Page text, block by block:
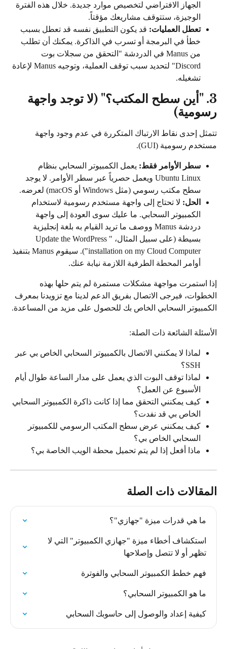
الجهاز الافتراضي لتخصيص موارد جديدة. خلال هذه الفترة
الوجيزة، ستتوقف مشاريعك مؤقتاً.
تعطل العمليات: قد يكون التطبيق نفسه قد تعطل بسبب
خطأ في البرمجة أو تسرب في الذاكرة. يمكنك أن تطلب
من Manus في الدردشة "التحقق من سجلات بوت
Discord" لتحديد سبب توقف العملية، وتوجيه Manus لإعادة
تشغيله.
3. "أين سطح المكتب؟" (لا توجد واجهة
رسومية)
تتمثل إحدى نقاط الارتباك المتكررة في عدم وجود واجهة
مستخدم رسومية (GUI).
سطر الأوامر فقط: يعمل الكمبيوتر السحابي بنظام
Ubuntu Linux ويعمل حصرياً عبر سطر الأوامر. لا يوجد
سطح مكتب رسومي (مثل Windows أو macOS) لعرضه.
الحل: لا تحتاج إلى واجهة مستخدم رسومية لاستخدام
الكمبيوتر السحابي. ما عليك سوى العودة إلى واجهة
دردشة Manus ووصف ما تريد القيام به بلغة إنجليزية
بسيطة (على سبيل المثال، "Update the WordPress
installation on my Cloud Computer"). سيقوم Manus بتنفيذ
أوامر المحطة الطرفية اللازمة نيابة عنك.
إذا استمرت مواجهة مشكلات مستمرة لم يتم حلها بهذه
الخطوات، فيرجى الاتصال بفريق الدعم لدينا مع تزويدنا بمعرف
الكمبيوتر السحابي الخاص بك للحصول على مزيد من المساعدة.
الأسئلة الشائعة ذات الصلة:
لماذا لا يمكنني الاتصال بالكمبيوتر السحابي الخاص بي عبر
SSH؟
لماذا توقف البوت الذي يعمل على مدار الساعة طوال أيام
الأسبوع عن العمل؟
كيف يمكنني التحقق مما إذا كانت ذاكرة الكمبيوتر السحابي
الخاص بي قد نفدت؟
كيف يمكنني عرض سطح المكتب الرسومي للكمبيوتر
السحابي الخاص بي؟
ماذا أفعل إذا لم يتم تحميل محطة الويب الخاصة بي؟
المقالات ذات الصلة
ما هي قدرات ميزة "جهازي"؟
استكشاف أخطاء ميزة "جهازي الكمبيوتر" التي لا
تظهر أو لا تتصل وإصلاحها
فهم خطط الكمبيوتر السحابي والفوترة
ما هو الكمبيوتر السحابي؟
كيفية إعداد والوصول إلى حاسوبك السحابي